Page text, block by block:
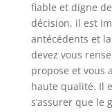
fiable et digne
décision, il est
antécédents et
devez vous
propose et vous
haute qualité. Il
s’assurer que le